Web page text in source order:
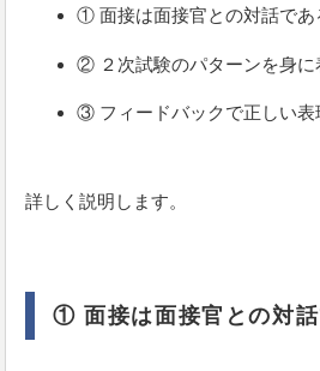
① 面接は面接官との対話であ
② ２次試験のパターンを身に
③ フィードバックで正しい表
詳しく説明します。
① 面接は面接官との対話